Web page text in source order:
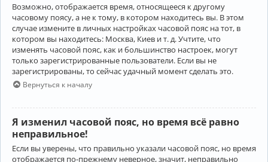
Возможно, отображается время, относящееся к другому
часовому поясу, а не к тому, в котором находитесь вы. В этом
случае измените в личных настройках часовой пояс на тот, в
котором вы находитесь: Москва, Киев и т. д. Учтите, что
изменять часовой пояс, как и большинство настроек, могут
только зарегистрированные пользователи. Если вы не
зарегистрированы, то сейчас удачный момент сделать это.
Вернуться к началу
Я изменил часовой пояс, но время всё равно
неправильное!
Если вы уверены, что правильно указали часовой пояс, но время
отображается по-прежнему неверное, значит, неправильно